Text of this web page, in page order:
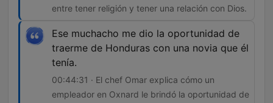
entre tener religión y tener una relación con Dios.
Ese muchacho me dio la oportunidad de
traerme de Honduras con una novia que él
tenía.
00:44:31 · El chef Omar explica cómo un
empleador en Oxnard le brindó la oportunidad de